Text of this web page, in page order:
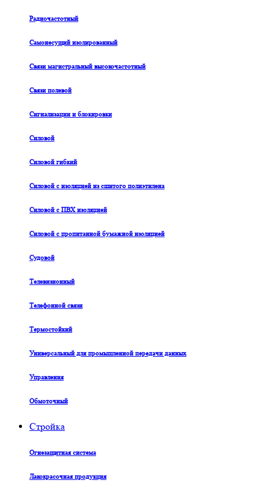
Радиочастотный
Самонесущий изолированный
Связи магистральный высокочастотный
Связи полевой
Сигнализации и блокировки
Силовой
Силовой гибкий
Силовой с изоляцией из сшитого полиэтилена
Силовой с ПВХ изоляцией
Силовой с пропитанной бумажной изоляцией
Судовой
Телевизионный
Телефонной связи
Термостойкий
Универсальный для промышленной передачи данных
Управления
Обмоточный
Стройка
Огнезащитная система
Лакокрасочная продукция